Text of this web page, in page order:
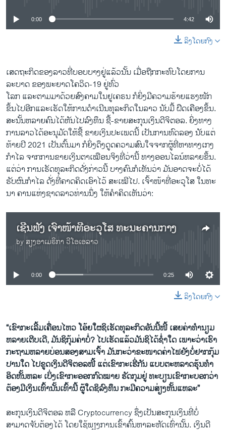
0:00 4:42
ລິງໂດຍກົງ
ເສດຖະກິດຂອງລາວທີ່ບອບບາງຢູ່ແລ້ວນັ້ນ ເມື່ອຖືກກະທົບໂດຍການ
ລະບາດ ຂອງພະຍາດໂຄວິດ-19 ຢູ່ທົ່ວ
ໂລກ ແລະຕາມມາດ້ວຍສົງຄາມໃນຢູເຄຣນ ກໍຍິ່ງມີ​ຄວາມ​ຮ້າຍ​ແຮງໜັກ
ຂຶ້ນໄປອີກແລະເຮັດໃຫ້ການດໍາເນີນທຸລະກິດໃນລາວ ນັບມື້ ຝືດເຄືອງຂຶ້ນ.
ສະນັ້ນຫລາຍຄົນໄດ້ຫັນໄປລົງທຶນ ຊື້-ຂາຍສະກຸນເງິນດີຈິຕອລ. ຍິ່ງທາງ
ການລາວໄດ້ອະນຸມັດໃຫ້ຊື້ ຂາຍເງິນປະເພດນີ້ ເປັນການທົດລອງ ນັບແຕ່
ທ້າຍປີ 2021 ເປັນຕົ້ນມາ ກໍຍິ່ງດຶງດູດຄວາມສົນໃຈຈາກຜູ້ທີ່ຫາທາງເກງ
ກໍາໄລ ຈາກການຂາຍເງິນຕາເໝືອນຈິງທີ່ວ່ານີ້ ທາງອອນໄລນ໌ຫລາຍຂຶ້ນ.
ແຕ່ວ່າ ການເຮັດທຸລະກິດດັ່ງກ່າວນີ້ ບາງຄົນກໍເຫັນວ່າ ມັນອາດຈະບໍ່ໄດ້
ຮັບຜົນກໍາໄລ ດັ່ງທີ່ຄາດຄິດເອົາໄວ້ ສະເໝີໄປ. ເຈົ້າໜ້າທີ່ອະ​ວຸໂສ ໃນທະ
ນາ ຄານແຫ່ງຊາດລາວທ່ານນຶ່ງ ໃຫ້ຄໍາຄິດເຫັນວ່າ:
ເຊີນ​ຟັງ ເຈົ້າໜ້າທີ່ອະ​ວຸໂສ ທະນະຄານກາງ
by ສຽງອາເມຣິກາ ວີໂອເອລາວ
No media source currently available
0:00 0:25
ລິງໂດຍກົງ
“ເຂົາກະເລີ້ມເຄື່ອນໄຫວ ໂອ້ຍໃຜຊິເຮັດທຸລະກິດອັນນີ້ໜີ້ ເສຍຄ່າທໍານຽມ
ຫລາຍເຕີບເດີ, ມັນຊິກຸ້ມຄ່າບໍ່? ໄປເຮັດແລ້ວມັນຊິໄດ້ຊໍ່າໃດ ເພາະວ່າເຮົາ
ກະຖາມຫລາຍບ່ອນສອງສາມເຈົ້າ ມັນກະວ່າຂະໜາດຄ່າໄຟຍັງບໍ່ຢາກກຸ້ມ
ປານໃດ ໄປຂູດເງິນດີຈິຕອລໜີ້ ແຕ່ເຂົາກະເຮີ່ກັນ ແບບຕະຫລາດຮຸ້ນທໍາ
ອິດຫັ້ນຫລະ ເບິ່ງເຂົາກະອອກກົດໝາຍ ຮັດກຸມຢູ່ ທະບຽນເຂົາກະບອກວ່າ
ຕ້ອງມີເງິນເທົ້ານັ້ນເທົ້ານີ້ ຜູ້ໃດຊິລົງທຶນ ກະມີຄວາມສ່ຽງຫັ້ນແຫລະ”
ສະກຸນເງິນດີຈິຕອລ ຫລື Cryptocurrency ຊຶ່ງເປັນສະກຸນເງິນທີ່ບໍ່
ສາມາດຈັບຕ້ອງໄດ້ ໂດຍໃຊ້ພຽງການເຂົ້າຄົ້ນຫາລະຫັດເທົ່ານັ້ນ. ເງິນດີ